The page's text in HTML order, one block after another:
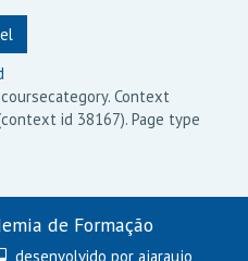
Context
id 38167). Page type
de Formação
desenvolvido por ajaraujo